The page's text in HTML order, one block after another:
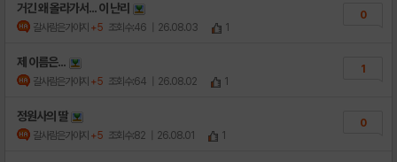
거긴 왜 올라가서... 이 난리
갈사람은가야지 +5 조회수:46 | 26.08.03 1
0
제 이름은...
갈사람은가야지 +5 조회수:64 | 26.08.02 1
1
정원사의 딸
갈사람은가야지 +5 조회수:82 | 26.08.01 1
0